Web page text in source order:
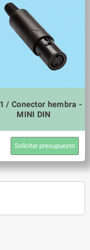
/ Conector hembra -
MINI DIN
Solicitar presupuesto